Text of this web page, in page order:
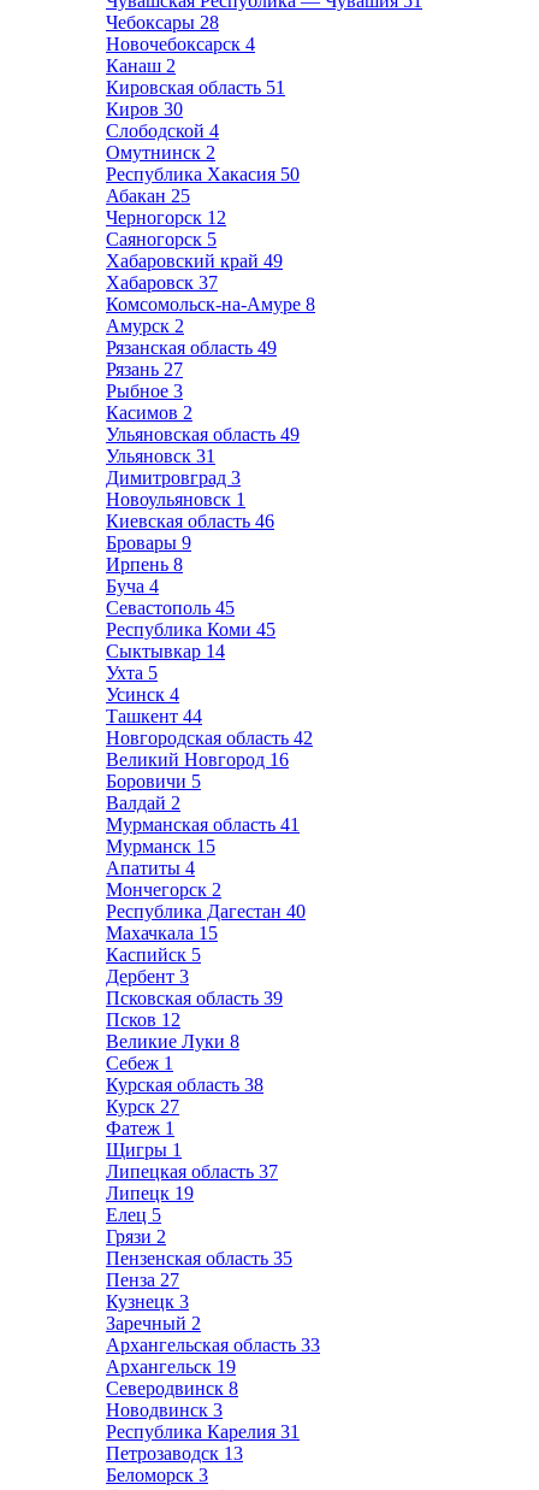
Чебоксары 28
Новочебоксарск 4
Канаш 2
Кировская область 51
Киров 30
Слободской 4
Омутнинск 2
Республика Хакасия 50
Абакан 25
Черногорск 12
Саяногорск 5
Хабаровский край 49
Хабаровск 37
Комсомольск-на-Амуре 8
Амурск 2
Рязанская область 49
Рязань 27
Рыбное 3
Касимов 2
Ульяновская область 49
Ульяновск 31
Димитровград 3
Новоульяновск 1
Киевская область 46
Бровары 9
Ирпень 8
Буча 4
Севастополь 45
Республика Коми 45
Сыктывкар 14
Ухта 5
Усинск 4
Ташкент 44
Новгородская область 42
Великий Новгород 16
Боровичи 5
Валдай 2
Мурманская область 41
Мурманск 15
Апатиты 4
Мончегорск 2
Республика Дагестан 40
Махачкала 15
Каспийск 5
Дербент 3
Псковская область 39
Псков 12
Великие Луки 8
Себеж 1
Курская область 38
Курск 27
Фатеж 1
Щигры 1
Липецкая область 37
Липецк 19
Елец 5
Грязи 2
Пензенская область 35
Пенза 27
Кузнецк 3
Заречный 2
Архангельская область 33
Архангельск 19
Северодвинск 8
Новодвинск 3
Республика Карелия 31
Петрозаводск 13
Беломорск 3